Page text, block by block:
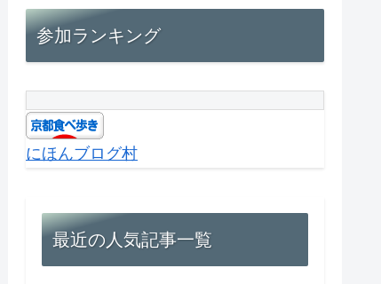
参加ランキング
にほんブログ村
最近の人気記事一覧